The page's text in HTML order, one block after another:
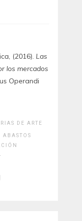
(2016). Las
los mercados
Operandi
DE ARTE
ABASTOS